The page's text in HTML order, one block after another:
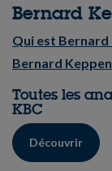
Bernard
Qui est Bernard
Bernard
Toutes les
KBC
Découvrir